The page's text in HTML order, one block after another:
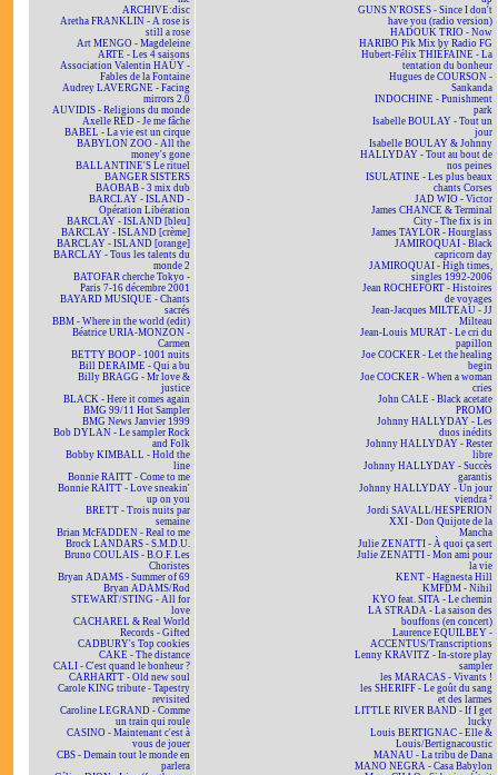
ARCHIVE:disc
Aretha FRANKLIN - A rose is
still a rose
Art MENGO - Magdeleine
ARTE - Les 4 saisons
Association Valentin HAÜY -
Fables de la Fontaine
Audrey LAVERGNE - Facing
mirrors 2.0
AUVIDIS - Religions du monde
Axelle RED - Je me fâche
BABEL - La vie est un cirque
BABYLON ZOO - All the
money's gone
BALLANTINE'S Le rituel
BANGER SISTERS
BAOBAB - 3 mix dub
BARCLAY - ISLAND -
Opération Libération
BARCLAY - ISLAND [bleu]
BARCLAY - ISLAND [crème]
BARCLAY - ISLAND [orange]
BARCLAY - Tous les talents du
monde 2
BATOFAR cherche Tokyo -
Paris 7-16 décembre 2001
BAYARD MUSIQUE - Chants
sacrés
BBM - Where in the world (edit)
Béatrice URIA-MONZON -
Carmen
BETTY BOOP - 1001 nuits
Bill DERAIME - Qui a bu
Billy BRAGG - Mr love &
justice
BLACK - Here it comes again
BMG 99/11 Hot Sampler
BMG News Janvier 1999
Bob DYLAN - Le sampler Rock
and Folk
Bobby KIMBALL - Hold the
line
Bonnie RAITT - Come to me
Bonnie RAITT - Love sneakin'
up on you
BRETT - Trois nuits par
semaine
Brian McFADDEN - Real to me
Brock LANDARS - S.M.D.U.
Bruno COULAIS - B.O.F. Les
Choristes
Bryan ADAMS - Summer of 69
Bryan ADAMS/Rod
STEWART/STING - All for
love
CACHAREL & Real World
Records - Gifted
CADBURY's Top cookies
CAKE - The distance
CALI - C'est quand le bonheur ?
CARHARTT - Old new soul
Carole KING tribute - Tapestry
revisited
Caroline LEGRAND - Comme
un train qui roule
CASINO - Maintenant c'est à
vous de jouer
CBS - Demain tout le monde en
parlera
GUNS N'ROSES - Since I don't
have you (radio version)
HADOUK TRIO - Now
HARIBO Pik Mix by Radio FG
Hubert-Félix THIÉFAINE - La
tentation du bonheur
Hugues de COURSON -
Sankanda
INDOCHINE - Punishment
park
Isabelle BOULAY - Tout un
jour
Isabelle BOULAY & Johnny
HALLYDAY - Tout au bout de
nos peines
ISULATINE - Les plus beaux
chants Corses
JAD WIO - Victor
James CHANCE & Terminal
City - The fix is in
James TAYLOR - Hourglass
JAMIROQUAI - Black
capricorn day
JAMIROQUAI - High times,
singles 1992-2006
Jean ROCHEFORT - Histoires
de voyages
Jean-Jacques MILTEAU - JJ
Milteau
Jean-Louis MURAT - Le cri du
papillon
Joe COCKER - Let the healing
begin
Joe COCKER - When a woman
cries
John CALE - Black acetate
PROMO
Johnny HALLYDAY - Les
duos inédits
Johnny HALLYDAY - Rester
libre
Johnny HALLYDAY - Succès
garantis
Johnny HALLYDAY - Un jour
viendra ²
Jordi SAVALL/HESPERION
XXI - Don Quijote de la
Mancha
Julie ZENATTI - À quoi ça sert
Julie ZENATTI - Mon ami pour
la vie
KENT - Hagnesta Hill
KMFDM - Nihil
KYO feat. SITA - Le chemin
LA STRADA - La saison des
bouffons (en concert)
Laurence EQUILBEY -
ACCENTUS/Transcriptions
Lenny KRAVITZ - In-store play
sampler
les MARACAS - Vivants !
les SHERIFF - Le goût du sang
et des larmes
LITTLE RIVER BAND - If I get
lucky
Louis BERTIGNAC - Elle &
Louis/Bertignacoustic
MANAU - La tribu de Dana
MANO NEGRA - Casa Babylon